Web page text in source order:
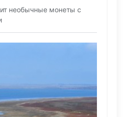
необычные монеты с